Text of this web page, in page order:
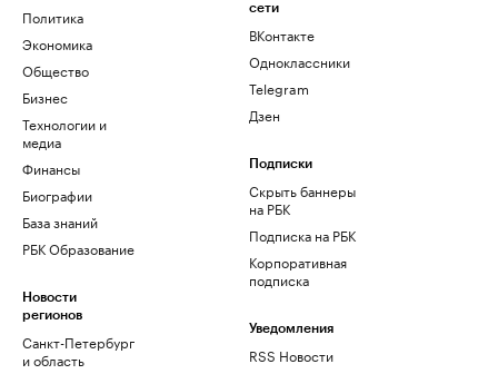
Политика
Экономика
Общество
Бизнес
Технологии и
медиа
Финансы
Биографии
База знаний
РБК Образование
Новости
регионов
Санкт-Петербург
и область
сети
ВКонтакте
Одноклассники
Telegram
Дзен
Подписки
Скрыть баннеры
на РБК
Подписка на РБК
Корпоративная
подписка
Уведомления
RSS Новости